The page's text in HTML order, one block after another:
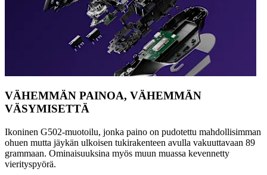
VÄHEMMÄN PAINOA, VÄHEMMÄN
VÄSYMISETTÄ
Ikoninen G502-muotoilu, jonka paino on pudotettu mahdollisimman
ohuen mutta jäykän ulkoisen tukirakenteen avulla vakuuttavaan 89
grammaan. Ominaisuuksina myös muun muassa kevennetty
vierityspyörä.